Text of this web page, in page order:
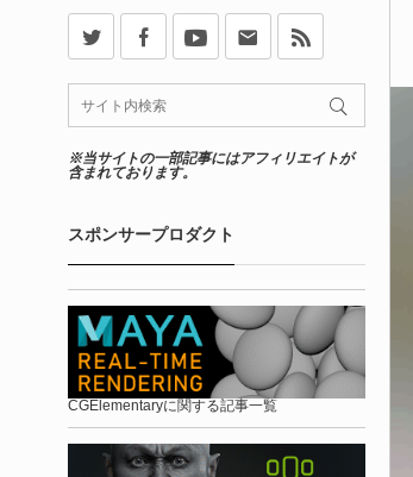
※当サイトの一部記事にはアフィリエイトが
含まれております。
スポンサープロダクト
CGElementaryに関する記事一覧